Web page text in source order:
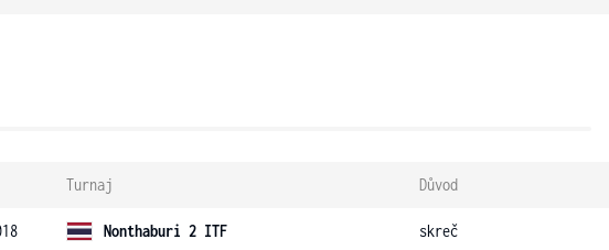
Turnaj Důvod
Nonthaburi 2 ITF skreč